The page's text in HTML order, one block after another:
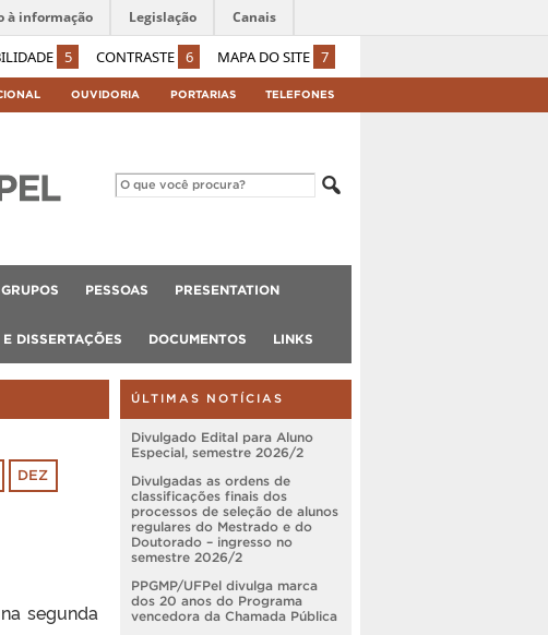
5 CONTRASTE 6 MAPA DO SITE 7
à informação Legislação Canais
OUVIDORIA PORTARIAS TELEFONES
PESSOAS PRESENTATION
E DISSERTAÇÕES DOCUMENTOS LINKS
DEZ
segunda
ÚLTIMAS NOTÍCIAS
Divulgado Edital para Aluno
Especial, semestre 2026/2
Divulgadas as ordens de
classificações finais dos
processos de seleção de alunos
regulares do Mestrado e do
Doutorado – ingresso no
semestre 2026/2
PPGMP/UFPel divulga marca
dos 20 anos do Programa
vencedora da Chamada Pública